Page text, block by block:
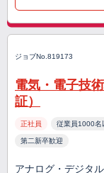
ジョブNo.819173
電気・電子技
証）
正社員 従業員1000名
第二新卒歓迎
アナログ・デジタ